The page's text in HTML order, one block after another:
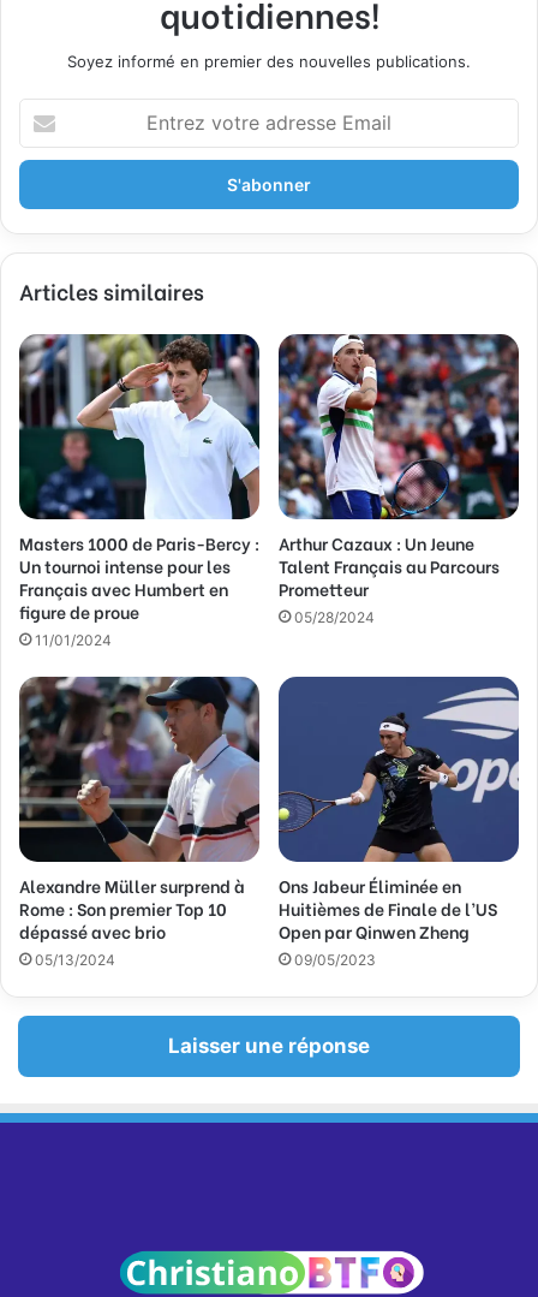
quotidiennes!
Soyez informé en premier des nouvelles publications.
t
e
z
o
r
e
a
d
s
e
E
m
a
i
Articles similaires
Masters 1000 de Paris-Bercy :
Un tournoi intense pour les
Français avec Humbert en
figure de proue
11/01/2024
Arthur Cazaux : Un Jeune
Talent Français au Parcours
Prometteur
05/28/2024
Alexandre Müller surprend à
Rome : Son premier Top 10
dépassé avec brio
05/13/2024
Ons Jabeur Éliminée en
Huitièmes de Finale de l’US
Open par Qinwen Zheng
09/05/2023
Laisser une réponse